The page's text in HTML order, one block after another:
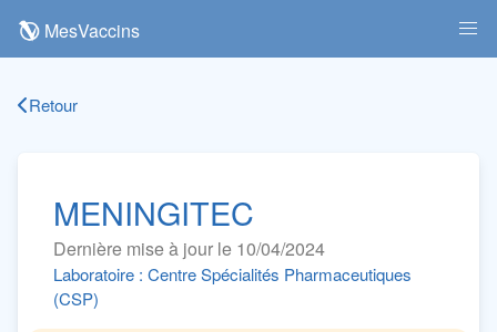
MesVaccins
Retour
MENINGITEC
Dernière mise à jour le 10/04/2024
Laboratoire : Centre Spécialités Pharmaceutiques
(CSP)